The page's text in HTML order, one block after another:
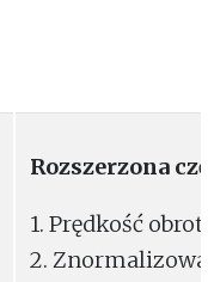
Rozszerzona
1. Prędkość
2.